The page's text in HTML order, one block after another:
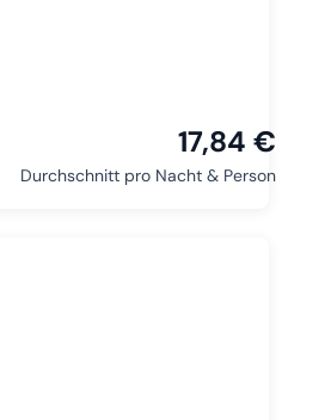
17,84 €
Durchschnitt pro Nacht & Person